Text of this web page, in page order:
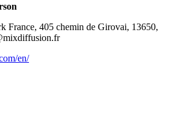
405 chemin de Girovai, 13650,
en/